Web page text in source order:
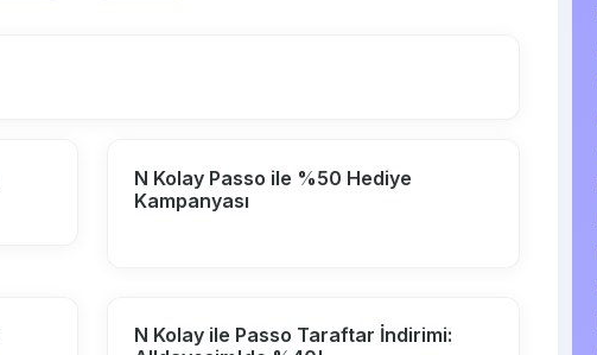
N Kolay Passo ile %50 Hediye
Kampanyası
N Kolay ile Passo Taraftar İndirimi: